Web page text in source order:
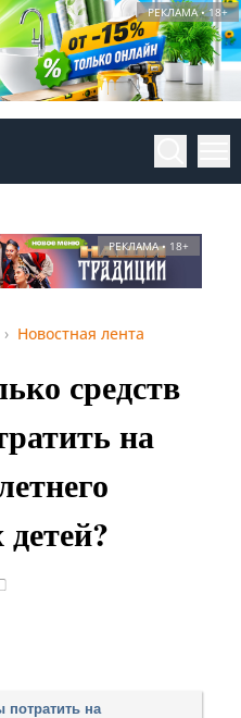
РЕКЛАМА • 18+
РЕКЛАМА • 18+
Новостная лента
средств
на
потратить на